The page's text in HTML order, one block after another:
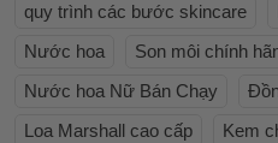
quy trình các bước skincare
Nước hoa
Son môi chính
Nước hoa Nữ Bán Chạy
Loa Marshall cao cấp
Kem